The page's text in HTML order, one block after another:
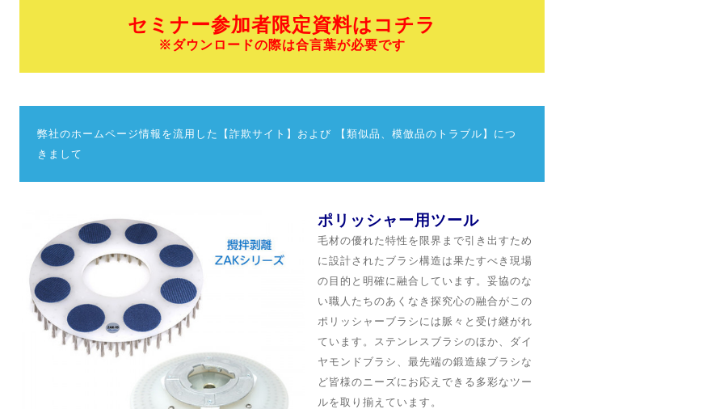
セミナー参加者限定資料はコチラ
※ダウンロードの際は合言葉が必要です
弊社のホームページ情報を流用した【詐欺サイト】 および 【類似品、模倣品のトラブル】につ
きまして
ポリッシャー用ツール
毛材の優れた特性を限界まで引き出すため
に設計されたブラシ構造は果たすべき現場
の 目的と明確に融合しています。妥協のな
い職人たちのあくなき探究心の融合がこの
ポリッシャーブラシには脈々と受け継がれ
ています。
ステンレスブラシのほか、ダイ
ヤモンドブラシ、最先端の鍛造線ブラシな
ど皆様のニーズにお応えできる多彩なツー
ルを取り揃えています。